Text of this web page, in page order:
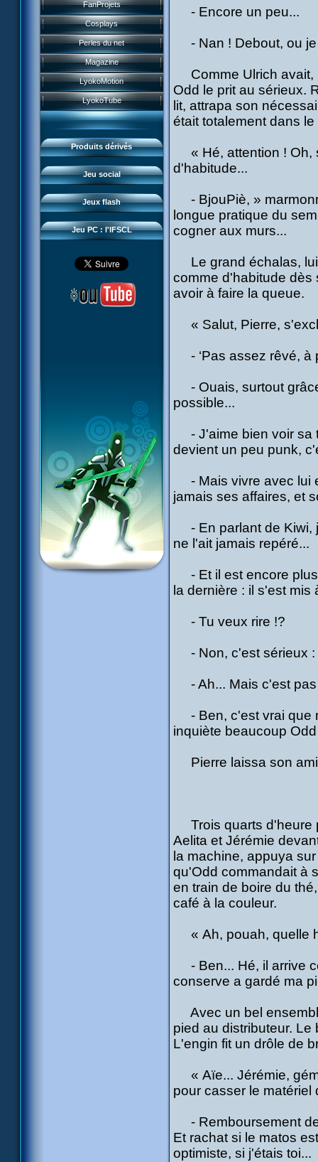
FanProjets
Cosplays
Perles du net
Magazine
LyokoMotion
LyokoTube
Produits dérivés
Livres
Jeux vidéo
Jeux et jouets
Jeu de cartes
Goodies
Divers
Catalogue
Jeu social
Historique
Les personnages
Les pouvoirs
Guide du jeu
Missions
Monstres
Cartes & galerie
Communauté
3D Duo
Jeux flash
Form Anti-XANA
Frôlion Attack
Mort des frelions
Monster Swarm
Course 2
Aelita's Battle
Odd's Battle
Code Lyoko's Galaxy
Manta Bomber
Sector 2 Escape
Jeu PC : l'IFSCL
Présentation
News IFSCL
Médias
Questions fréquentes
Téléchargements
Réseau IFSCL
- Encore un peu...
- Nan ! Debout, ou je
Comme Ulrich avait,
Odd le prit au sérieux.
lit, attrapa son
était totalement dans
« Hé, attention ! Oh,
d'habitude...
- BjouPiè, »
longue pratique du
cogner aux murs...
Le grand échalas,
comme d'habitude dès
avoir à faire la queue.
« Salut, Pierre,
- ‘Pas assez rêvé, à
- Ouais, surtout
possible...
- J'aime bien voir sa
devient un peu punk,
- Mais vivre avec lui
jamais ses affaires, et
- En parlant de Kiwi,
ne l'ait jamais repéré...
- Et il est encore plus
la dernière : il s'est mis
- Tu veux rire !?
- Non, c'est sérieux :
- Ah... Mais c'est pas
- Ben, c'est vrai que
inquiète beaucoup
Pierre laissa son ami
Trois quarts d'heure
Aelita et Jérémie
la machine, appuya
qu'Odd commandait à
en train de boire du
café à la couleur.
« Ah, pouah, quelle
- Ben... Hé, il arrive
conserve a gardé ma
Avec un bel
pied au distributeur.
L'engin fit un drôle de
« Aïe... Jérémie,
pour casser le matériel
- Remboursement
Et rachat si le matos
optimiste, si j'étais toi...